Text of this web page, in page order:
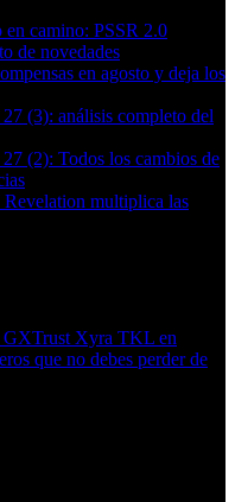
camino: PSSR 2.0
de novedades
en agosto y deja los
(3): análisis completo del
(2): Todos los cambios de
multiplica las
GXTrust Xyra TKL en
que no debes perder de